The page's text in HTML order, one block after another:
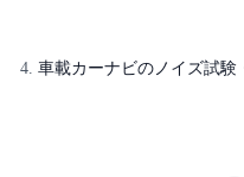
車載カーナビのノイズ試験